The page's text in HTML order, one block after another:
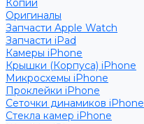
Копии
Оригиналы
Запчасти Apple Watch
Запчасти iPad
Камеры iPhone
Крышки (Корпуса) iPhone
Микросхемы iPhone
Проклейки iPhone
Сеточки динамиков iPhone
Стекла камер iPhone